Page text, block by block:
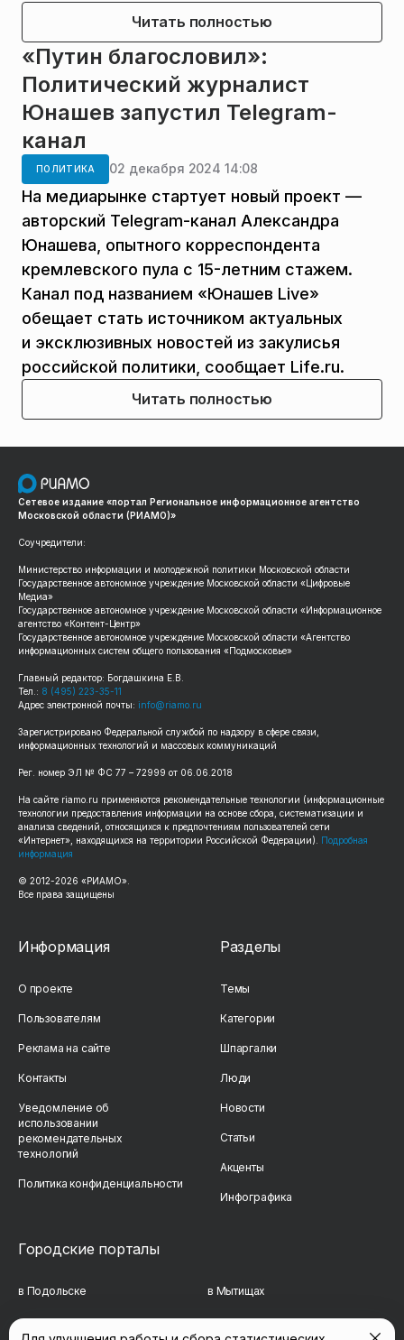
Читать полностью
«Путин благословил»:
Политический журналист
Юнашев запустил Telegram-
канал
ПОЛИТИКА 02 декабря 2024 14:08
На медиарынке стартует новый проект —
авторский Telegram-канал Александра
Юнашева, опытного корреспондента
кремлевского пула с 15-летним стажем.
Канал под названием «Юнашев Live»
обещает стать источником актуальных
и эксклюзивных новостей из закулисья
российской политики, сообщает Life.ru.
Читать полностью
Сетевое издание «портал Региональное информационное агентство
Московской области (РИАМО)»
Соучредители:
Министерство информации и молодежной политики Московской области
Государственное автономное учреждение Московской области «Цифровые
Медиа»
Государственное автономное учреждение Московской области «Информационное
агентство «Контент-Центр»
Государственное автономное учреждение Московской области «Агентство
информационных систем общего пользования «Подмосковье»
Главный редактор: Богдашкина Е.В.
Тел.: 8 (495) 223-35-11
Адрес электронной почты: info@riamo.ru
Зарегистрировано Федеральной службой по надзору в сфере связи,
информационных технологий и массовых коммуникаций
Рег. номер ЭЛ № ФС 77 – 72999 от 06.06.2018
На сайте riamo.ru применяются рекомендательные технологии (информационные
технологии предоставления информации на основе сбора, систематизации и
анализа сведений, относящихся к предпочтениям пользователей сети
«Интернет», находящихся на территории Российской Федерации). Подробная
информация
© 2012-2026 «РИАМО».
Все права защищены
Информация
О проекте
Пользователям
Реклама на сайте
Контакты
Уведомление об
использовании
рекомендательных
технологий
Политика конфиденциальности
Разделы
Темы
Категории
Шпаргалки
Люди
Новости
Статьи
Акценты
Инфографика
Городские порталы
в Подольске в Мытищах
в Реутове